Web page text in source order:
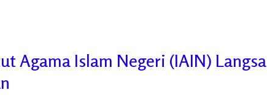
Agama Islam Negeri (IAIN) Langsa